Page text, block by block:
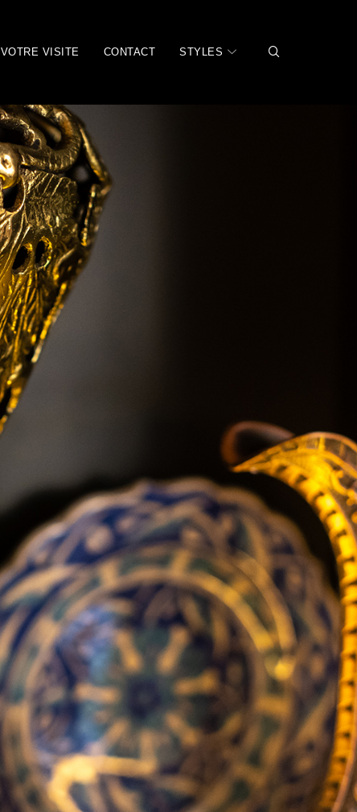
VOTRE VISITE CONTACT STYLES